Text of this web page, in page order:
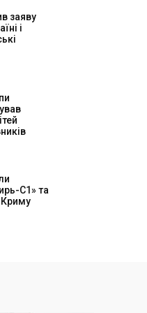
заяву
і
С1» та
Криму